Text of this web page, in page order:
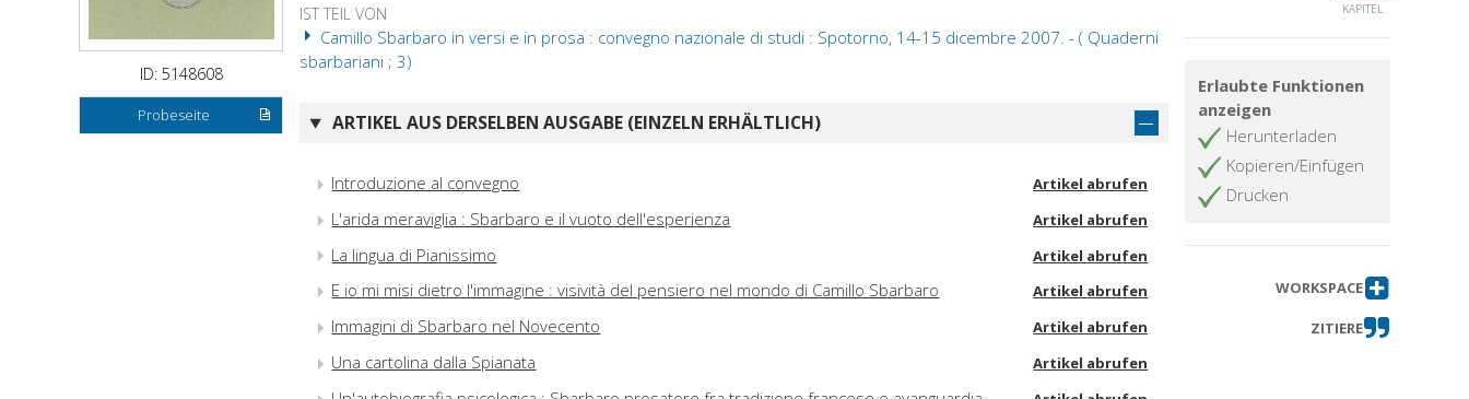
ID: 5148608
Probeseite
IST TEIL VON
Camillo Sbarbaro in versi e in prosa : convegno nazionale di studi : Spotorno, 14-15 dicembre 2007. - ( Quaderni
sbarbariani ; 3)
ARTIKEL AUS DERSELBEN AUSGABE (EINZELN ERHÄLTLICH)
Introduzione al convegno Artikel abrufen
L'arida meraviglia : Sbarbaro e il vuoto dell'esperienza Artikel abrufen
La lingua di Pianissimo Artikel abrufen
E io mi misi dietro l'immagine : visività del pensiero nel mondo di Camillo Sbarbaro Artikel abrufen
Immagini di Sbarbaro nel Novecento Artikel abrufen
Una cartolina dalla Spianata Artikel abrufen
KAPITEL
Erlaubte Funktionen
anzeigen
Herunterladen
Kopieren/Einfügen
Drucken
WORKSPACE
ZITIERE